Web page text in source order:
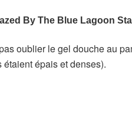
oublier le gel douche au
étaient épais et denses).